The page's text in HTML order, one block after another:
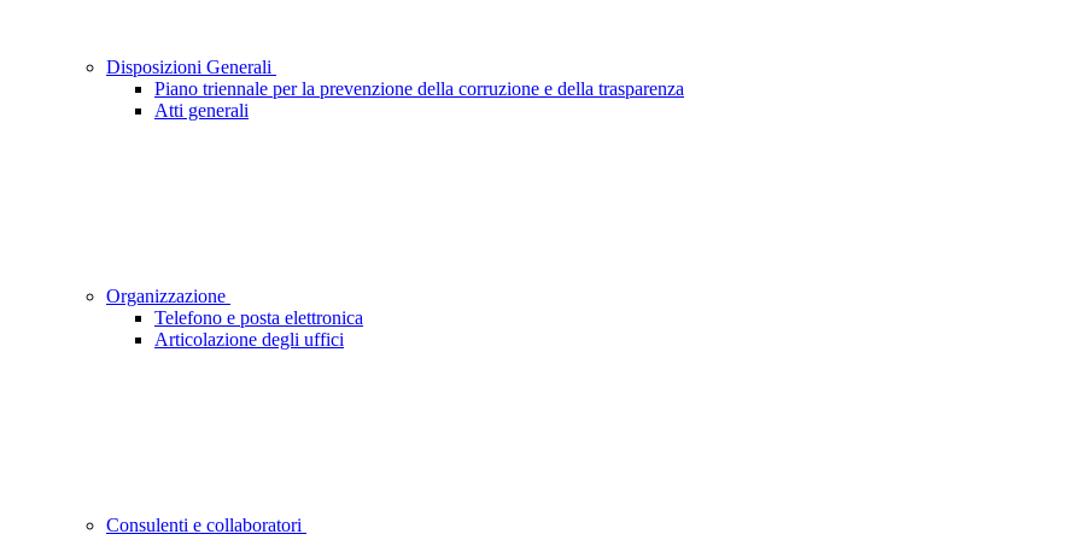
Disposizioni Generali
Piano triennale per la prevenzione della corruzione e della trasparenza
Atti generali
Organizzazione
Telefono e posta elettronica
Articolazione degli uffici
Consulenti e collaboratori